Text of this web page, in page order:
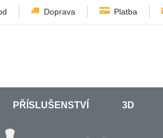
Doprava Platba
PŘÍSLUŠENSTVÍ 3D